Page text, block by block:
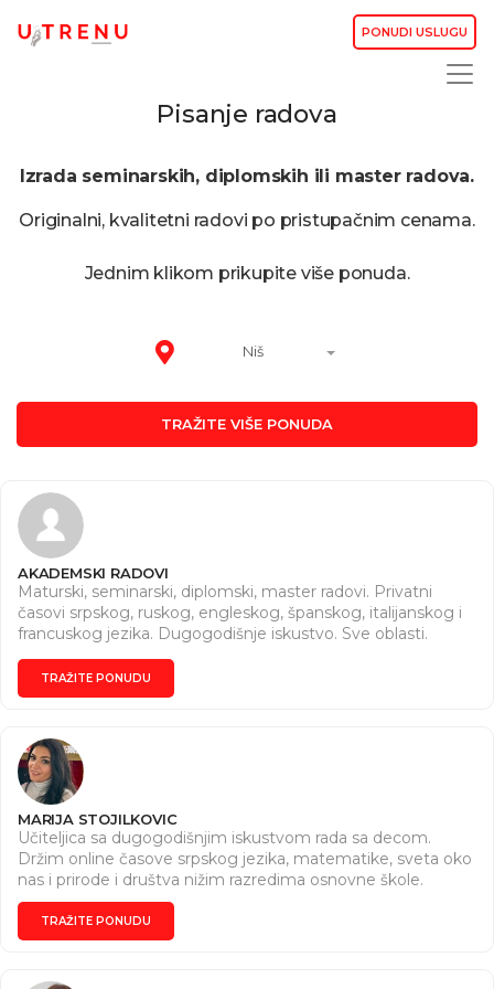
PONUDI USLUGU
Pisanje radova
Izrada seminarskih, diplomskih ili master radova.
Originalni, kvalitetni radovi po pristupačnim cenama.
Jednim klikom prikupite više ponuda.
Niš
TRAŽITE VIŠE PONUDA
AKADEMSKI RADOVI
Maturski, seminarski, diplomski, master radovi. Privatni
časovi srpskog, ruskog, engleskog, španskog, italijanskog i
francuskog jezika. Dugogodišnje iskustvo. Sve oblasti.
Dogovor za vreme i cene. Pišite nam na Instagram (
https://www.instagram.com/seminarski2010?
igsh=MWxzZmZxazB3OThvMw== ) ili na e-mail
TRAŽITE PONUDU
MARIJA STOJILKOVIC
Učiteljica sa dugogodišnjim iskustvom rada sa decom.
Držim online časove srpskog jezika, matematike, sveta oko
nas i prirode i društva nižim razredima osnovne škole.
TRAŽITE PONUDU